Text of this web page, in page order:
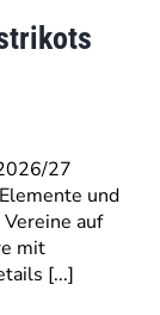
27
und
auf
mit
[...]